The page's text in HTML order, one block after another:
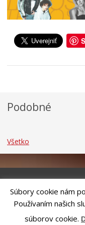
Podobné
1
.
a
g
a
1
.
a
g
a
2
.
a
g
a
Všetko
Riešenie ANTIK SMART
Technology, s.r.o.
Správca webového sídla:
Súbory cookie nám
Používaním našich
súborov cookie.